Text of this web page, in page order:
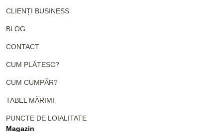
CLIENȚI BUSINESS
BLOG
CONTACT
CUM PLĂTESC?
CUM CUMPĂR?
TABEL MĂRIMI
PUNCTE DE LOIALITATE
Magazin